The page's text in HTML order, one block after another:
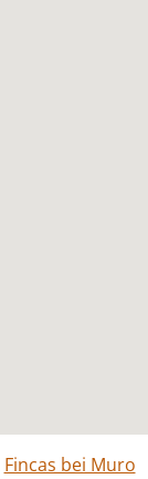
Fincas bei Muro